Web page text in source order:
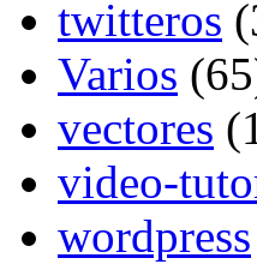
twitteros
Varios
vectores
video-
wordpress